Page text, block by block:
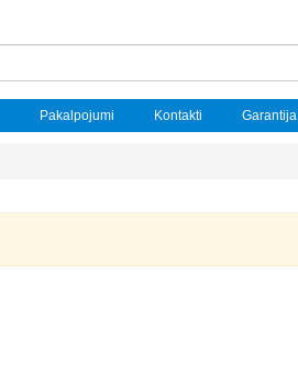
Pakalpojumi Kontakti Garantija